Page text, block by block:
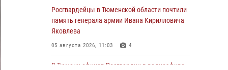
Росгвардейцы в Тюменской области почтили
память генерала армии Ивана Кирилловича
Яковлева
05 августа 2026, 11:03 4
В Тюмени офицер Росгвардии в радиоэфире